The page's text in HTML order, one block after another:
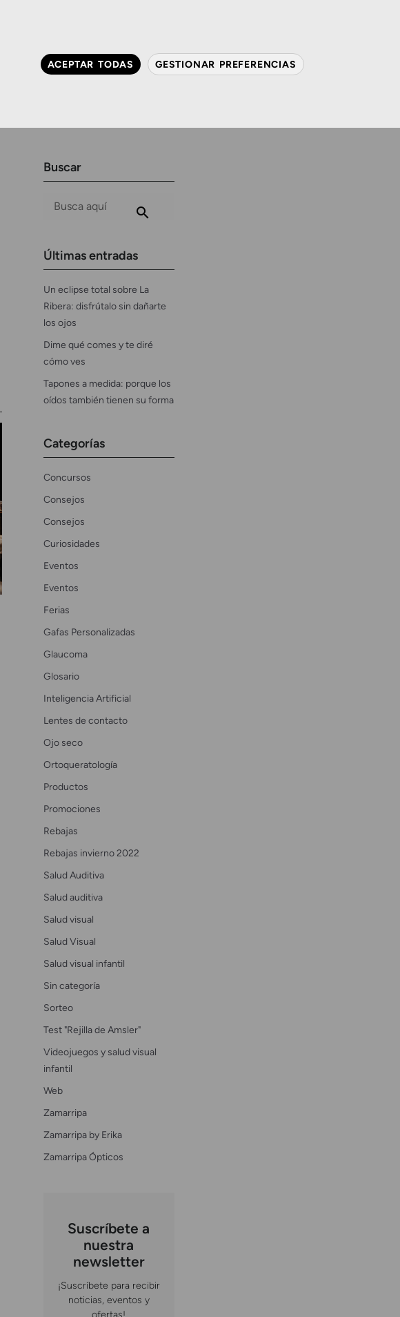
Contactología avanzada Audiología Gafas y mucho más
Buscar
Últimas entradas
Un eclipse total sobre La
Ribera: disfrútalo sin dañarte
los ojos
Dime qué comes y te diré
cómo ves
Tapones a medida: porque los
oídos también tienen su forma
Categorías
Concursos
Consejos
Consejos
Curiosidades
Eventos
Eventos
Ferias
Gafas Personalizadas
Glaucoma
Glosario
Inteligencia Artificial
Lentes de contacto
Ojo seco
Ortoqueratología
Productos
Promociones
Rebajas
Rebajas invierno 2022
Salud Auditiva
Salud auditiva
Salud visual
Salud Visual
Salud visual infantil
Sin categoría
Sorteo
Test "Rejilla de Amsler"
Videojuegos y salud visual
infantil
Web
Zamarripa
Zamarripa by Erika
Zamarripa Ópticos
Suscríbete a
nuestra
newsletter
¡Suscríbete para recibir
noticias, eventos y
ofertas!
ACEPTAR TODAS GESTIONAR PREFERENCIAS